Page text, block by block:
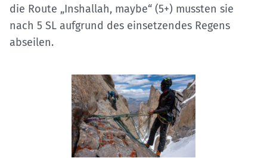
die Route „Inshallah, maybe“ (5+) mussten sie
nach 5 SL aufgrund des einsetzendes Regens
abseilen.